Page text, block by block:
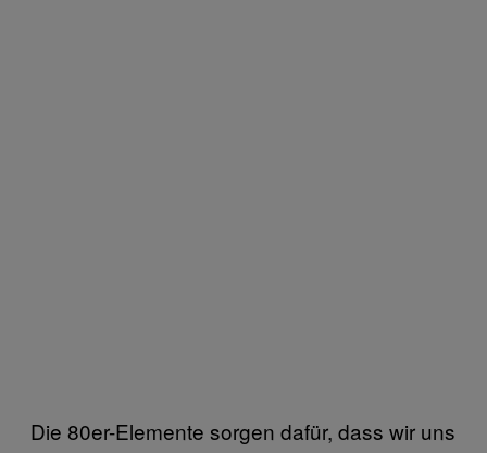
Die 80er-Elemente sorgen dafür, dass wir uns